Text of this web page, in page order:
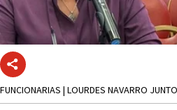
FUNCIONARIAS | LOURDES NAVARRO